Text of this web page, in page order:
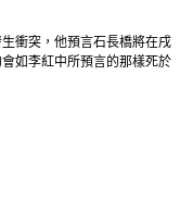
衝突，他預言石長橋將在戌
如李紅中所預言的那樣死於